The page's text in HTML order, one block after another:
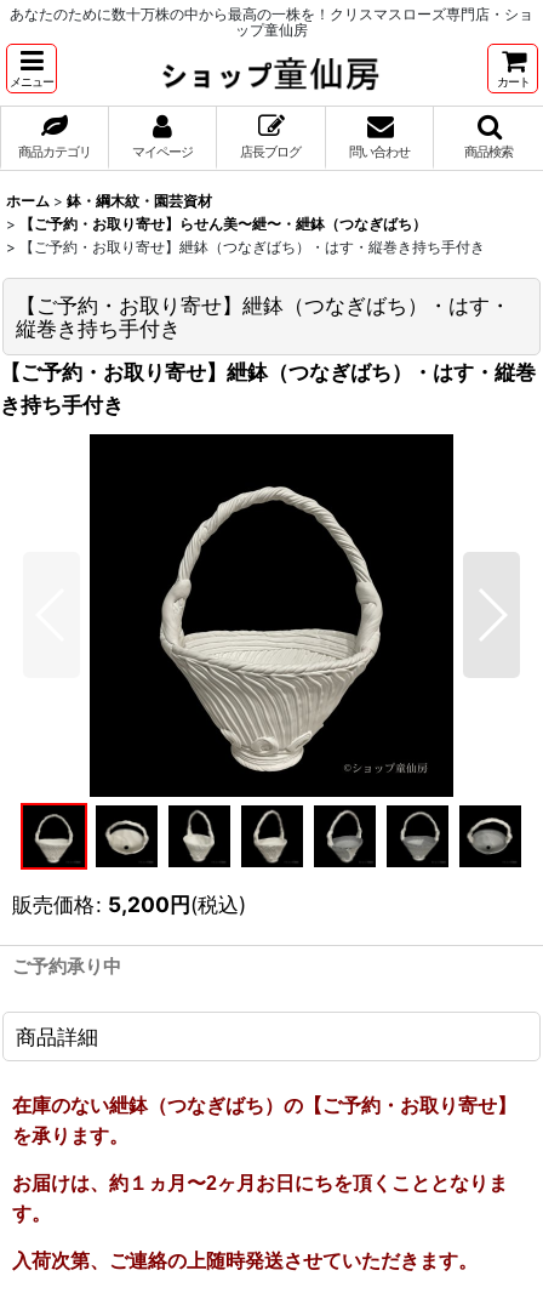
あなたのために数十万株の中から最高の一株を！クリスマスローズ専門店・ショ
ップ童仙房
メニュー カート
商品カテゴリ マイページ 店長ブログ 問い合わせ 商品検索
ホーム > 鉢・綱木紋・園芸資材
>
【ご予約・お取り寄せ】らせん美〜紲〜・紲鉢（つなぎばち）
>
【ご予約・お取り寄せ】紲鉢（つなぎばち）・はす・縦巻き持ち手付き
【ご予約・お取り寄せ】紲鉢（つなぎばち）・はす・
縦巻き持ち手付き
【ご予約・お取り寄せ】紲鉢（つなぎばち）・はす・縦巻
き持ち手付き
販売価格: 5,200円(税込)
ご予約承り中
商品詳細
在庫のない紲鉢（つなぎばち）の【ご予約・お取り寄せ】
を承ります。
お届けは、約１ヵ月〜2ヶ月お日にちを頂くこととなりま
す。
入荷次第、ご連絡の上随時発送させていただきます。